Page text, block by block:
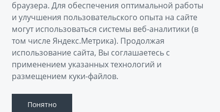
Правовая информация
Контакты
© 2026
Официальный сайт Geely в России
Политика обработки персональных данных
Правовая информация
Сделано в ПЕРКС
браузера. Для обеспечения оптимальной работы
и улучшения пользовательского опыта на сайте
могут использоваться системы веб-аналитики (в
том числе Яндекс.Метрика). Продолжая
использование сайта, Вы соглашаетесь с
применением указанных технологий и
размещением куки-файлов.
Понятно